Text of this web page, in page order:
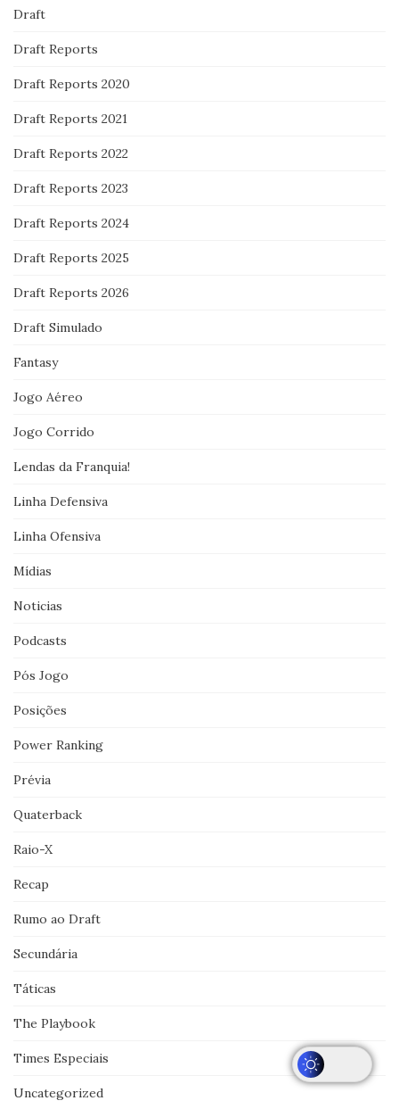
Draft
Draft Reports
Draft Reports 2020
Draft Reports 2021
Draft Reports 2022
Draft Reports 2023
Draft Reports 2024
Draft Reports 2025
Draft Reports 2026
Draft Simulado
Fantasy
Jogo Aéreo
Jogo Corrido
Lendas da Franquia!
Linha Defensiva
Linha Ofensiva
Mídias
Noticias
Podcasts
Pós Jogo
Posições
Power Ranking
Prévia
Quaterback
Raio-X
Recap
Rumo ao Draft
Secundária
Táticas
The Playbook
Times Especiais
Uncategorized